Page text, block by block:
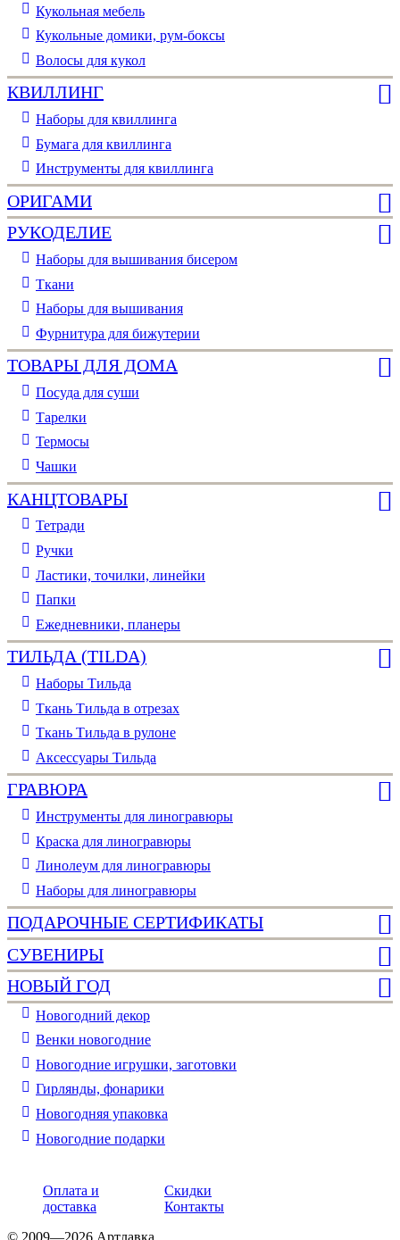
Кукольная мебель
Кукольные домики, рум-боксы
Волосы для кукол
КВИЛЛИНГ
Наборы для квиллинга
Бумага для квиллинга
Инструменты для квиллинга
ОРИГАМИ
РУКОДЕЛИЕ
Наборы для вышивания бисером
Ткани
Наборы для вышивания
Фурнитура для бижутерии
ТОВАРЫ ДЛЯ ДОМА
Посуда для суши
Тарелки
Термосы
Чашки
КАНЦТОВАРЫ
Тетради
Ручки
Ластики, точилки, линейки
Папки
Ежедневники, планеры
ТИЛЬДА (TILDA)
Наборы Тильда
Ткань Тильда в отрезах
Ткань Тильда в рулоне
Аксессуары Тильда
ГРАВЮРА
Инструменты для линогравюры
Краска для линогравюры
Линолеум для линогравюры
Наборы для линогравюры
ПОДАРОЧНЫЕ СЕРТИФИКАТЫ
СУВЕНИРЫ
НОВЫЙ ГОД
Новогодний декор
Венки новогодние
Новогодние игрушки, заготовки
Гирлянды, фонарики
Новогодняя упаковка
Новогодние подарки
Оплата и
доставка
Скидки
Контакты
© 2009—2026 Артлавка.